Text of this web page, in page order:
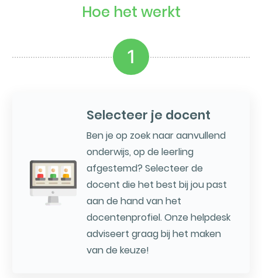
Hoe het werkt
1
Selecteer je docent
Ben je op zoek naar aanvullend
onderwijs, op de leerling
afgestemd? Selecteer de
docent die het best bij jou past
aan de hand van het
docentenprofiel. Onze helpdesk
adviseert graag bij het maken
van de keuze!